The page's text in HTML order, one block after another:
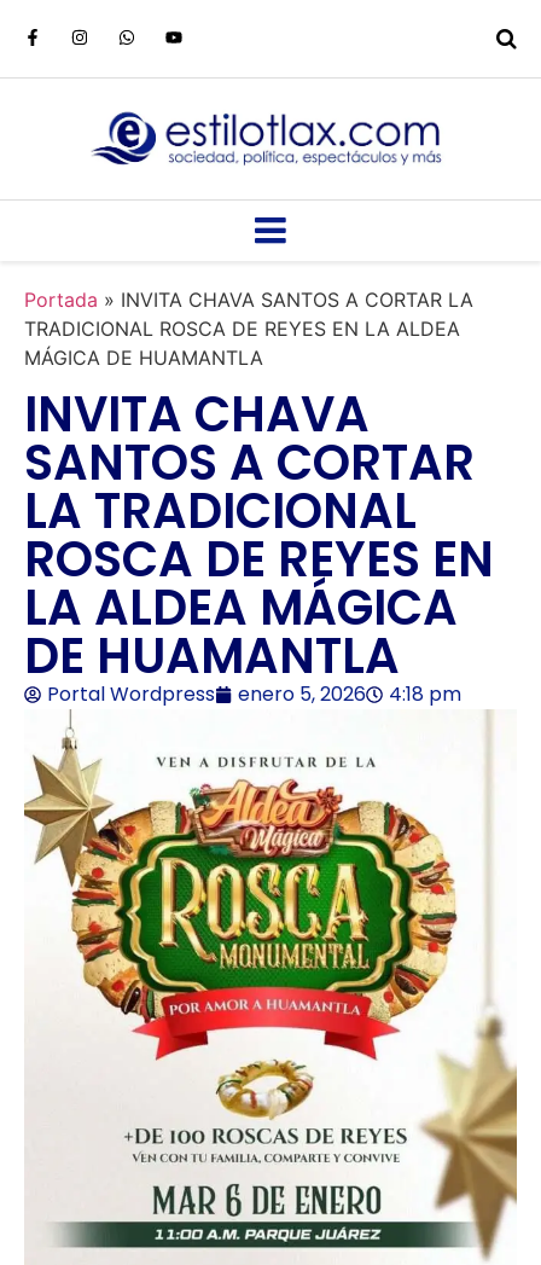
Portada » INVITA CHAVA SANTOS A CORTAR LA
TRADICIONAL ROSCA DE REYES EN LA ALDEA
MÁGICA DE HUAMANTLA
INVITA CHAVA
SANTOS A CORTAR
LA TRADICIONAL
ROSCA DE REYES EN
LA ALDEA MÁGICA
DE HUAMANTLA
Portal Wordpress enero 5, 2026 4:18 pm